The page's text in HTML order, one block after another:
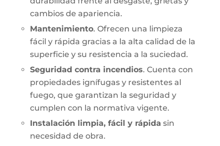
cambios de apariencia.
Mantenimiento. Ofrecen una limpieza
fácil y rápida gracias a la alta calidad de la
superficie y su resistencia a la suciedad.
Seguridad contra incendios. Cuenta con
propiedades ignífugas y resistentes al
fuego, que garantizan la seguridad y
cumplen con la normativa vigente.
Instalación limpia, fácil y rápida sin
necesidad de obra.